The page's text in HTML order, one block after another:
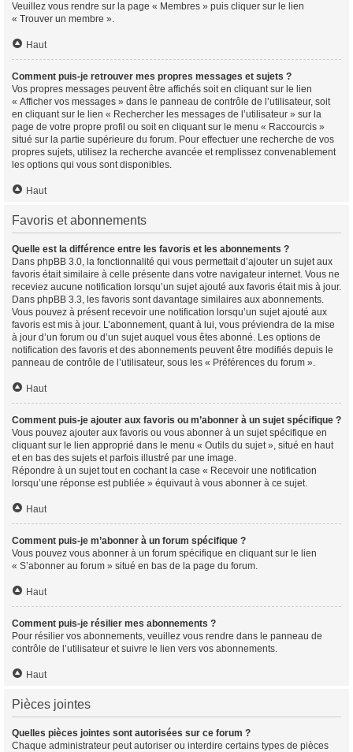
Veuillez vous rendre sur la page « Membres » puis cliquer sur le lien
« Trouver un membre ».
Haut
Comment puis-je retrouver mes propres messages et sujets ?
Vos propres messages peuvent être affichés soit en cliquant sur le lien
« Afficher vos messages » dans le panneau de contrôle de l’utilisateur, soit
en cliquant sur le lien « Rechercher les messages de l’utilisateur » sur la
page de votre propre profil ou soit en cliquant sur le menu « Raccourcis »
situé sur la partie supérieure du forum. Pour effectuer une recherche de vos
propres sujets, utilisez la recherche avancée et remplissez convenablement
les options qui vous sont disponibles.
Haut
Favoris et abonnements
Quelle est la différence entre les favoris et les abonnements ?
Dans phpBB 3.0, la fonctionnalité qui vous permettait d’ajouter un sujet aux
favoris était similaire à celle présente dans votre navigateur internet. Vous ne
receviez aucune notification lorsqu’un sujet ajouté aux favoris était mis à jour.
Dans phpBB 3.3, les favoris sont davantage similaires aux abonnements.
Vous pouvez à présent recevoir une notification lorsqu’un sujet ajouté aux
favoris est mis à jour. L’abonnement, quant à lui, vous préviendra de la mise
à jour d’un forum ou d’un sujet auquel vous êtes abonné. Les options de
notification des favoris et des abonnements peuvent être modifiés depuis le
panneau de contrôle de l’utilisateur, sous les « Préférences du forum ».
Haut
Comment puis-je ajouter aux favoris ou m’abonner à un sujet spécifique ?
Vous pouvez ajouter aux favoris ou vous abonner à un sujet spécifique en
cliquant sur le lien approprié dans le menu « Outils du sujet », situé en haut
et en bas des sujets et parfois illustré par une image.
Répondre à un sujet tout en cochant la case « Recevoir une notification
lorsqu’une réponse est publiée » équivaut à vous abonner à ce sujet.
Haut
Comment puis-je m’abonner à un forum spécifique ?
Vous pouvez vous abonner à un forum spécifique en cliquant sur le lien
« S’abonner au forum » situé en bas de la page du forum.
Haut
Comment puis-je résilier mes abonnements ?
Pour résilier vos abonnements, veuillez vous rendre dans le panneau de
contrôle de l’utilisateur et suivre le lien vers vos abonnements.
Haut
Pièces jointes
Quelles pièces jointes sont autorisées sur ce forum ?
Chaque administrateur peut autoriser ou interdire certains types de pièces